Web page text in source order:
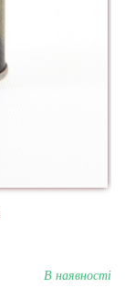
В наявності